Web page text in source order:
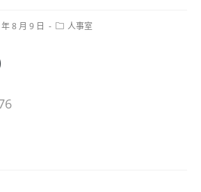
8 月 9 日
Post人事室